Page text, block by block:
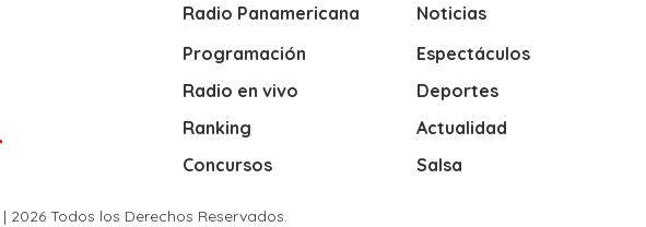
Radio Panamericana
Programación
Radio en vivo
Ranking
Concursos
Noticias
Espectáculos
Deportes
Actualidad
Salsa
2026 Todos los Derechos Reservados.